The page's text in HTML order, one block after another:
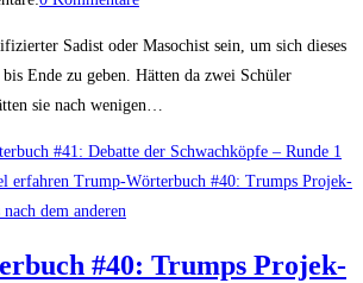
Sadist oder Masochist sein, um sich dieses
Ende zu geben. Hätten da zwei Schüler
sie nach wenigen…
#41: Debat­te der Schwach­köp­fe – Run­de 1
#40: Trumps Pro­jek­